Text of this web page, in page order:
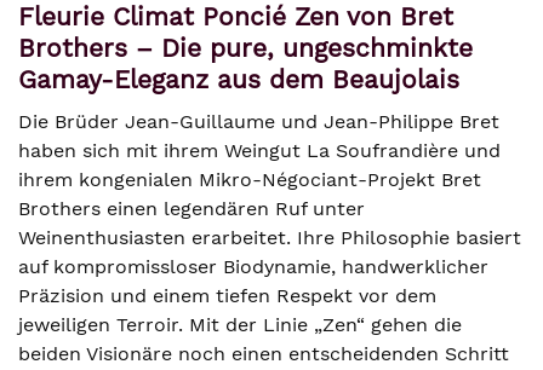
Fleurie Climat Poncié Zen von Bret
Brothers – Die pure, ungeschminkte
Gamay-Eleganz aus dem Beaujolais
Die Brüder Jean-Guillaume und Jean-Philippe Bret
haben sich mit ihrem Weingut La Soufrandière und
ihrem kongenialen Mikro-Négociant-Projekt Bret
Brothers einen legendären Ruf unter
Weinenthusiasten erarbeitet. Ihre Philosophie basiert
auf kompromissloser Biodynamie, handwerklicher
Präzision und einem tiefen Respekt vor dem
jeweiligen Terroir. Mit der Linie „Zen“ gehen die
beiden Visionäre noch einen entscheidenden Schritt